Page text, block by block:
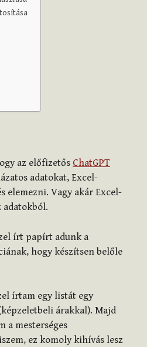
az előfizetős ChatGPT
adatokat, Excel-
elemezni. Vagy akár Excel-
írt papírt adunk a
hogy készítsen belőle
írtam egy listát egy
árakkal). Majd
a mesterséges
ez komoly kihívás lesz